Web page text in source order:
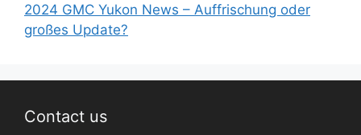
2024 GMC Yukon News – Auffrischung oder
großes Update?
Contact us